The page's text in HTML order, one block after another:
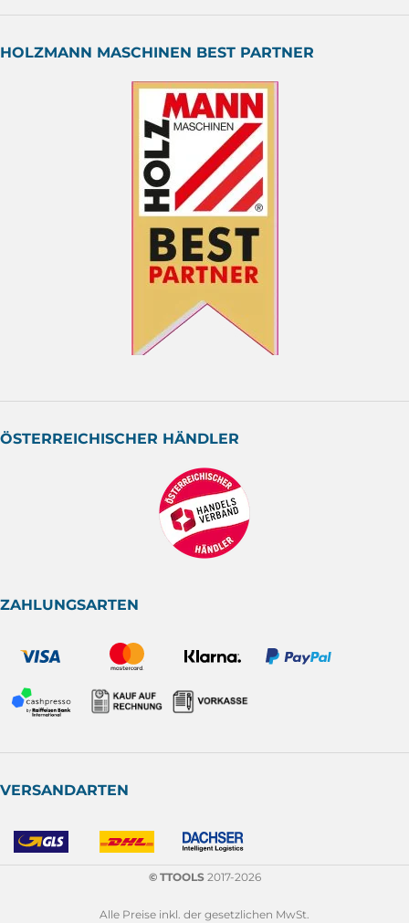
HOLZMANN MASCHINEN BEST PARTNER
ÖSTERREICHISCHER HÄNDLER
ZAHLUNGSARTEN
VERSANDARTEN
© TTOOLS 2017-2026
Alle Preise inkl. der gesetzlichen MwSt.